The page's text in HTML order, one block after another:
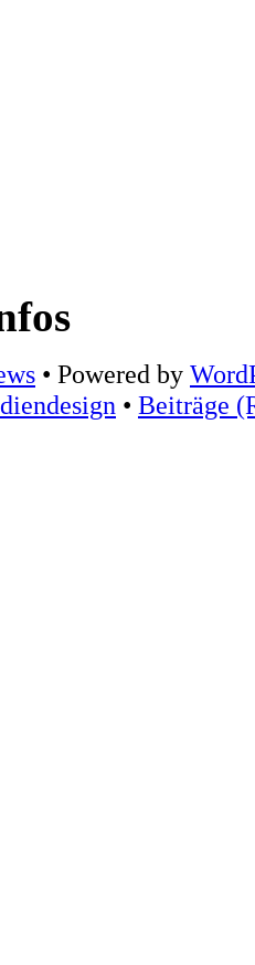
• Powered by
• Beiträge